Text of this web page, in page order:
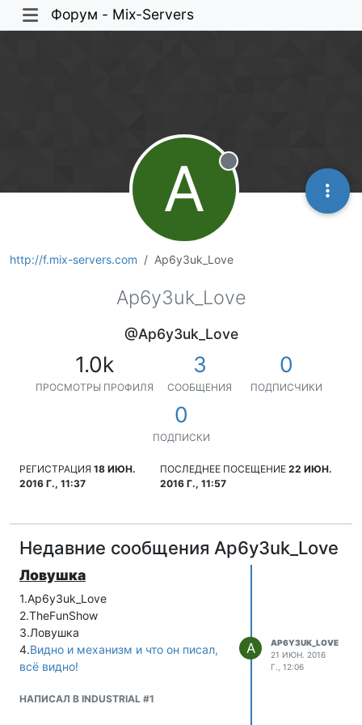
Форум - Mix-Servers
http://f.mix-servers.com Ap6y3uk_Love
A Не в сети
Ap6y3uk_Love
@Ap6y3uk_Love
1.0k
ПРОСМОТРЫ ПРОФИЛЯ
3
СООБЩЕНИЯ
0
ПОДПИСЧИКИ
0
ПОДПИСКИ
РЕГИСТРАЦИЯ 18 ИЮН.
2016 Г., 11:37
ПОСЛЕДНЕЕ ПОСЕЩЕНИЕ 22 ИЮН.
2016 Г., 11:57
Недавние сообщения Ap6y3uk_Love
Ловушка
1.Ap6y3uk_Love
2.TheFunShow
3.Ловушка
4.Видно и механизм и что он писал,
всё видно!
НАПИСАЛ В INDUSTRIAL #1
A
AP6Y3UK_LOVE
21 ИЮН. 2016
Г., 12:06